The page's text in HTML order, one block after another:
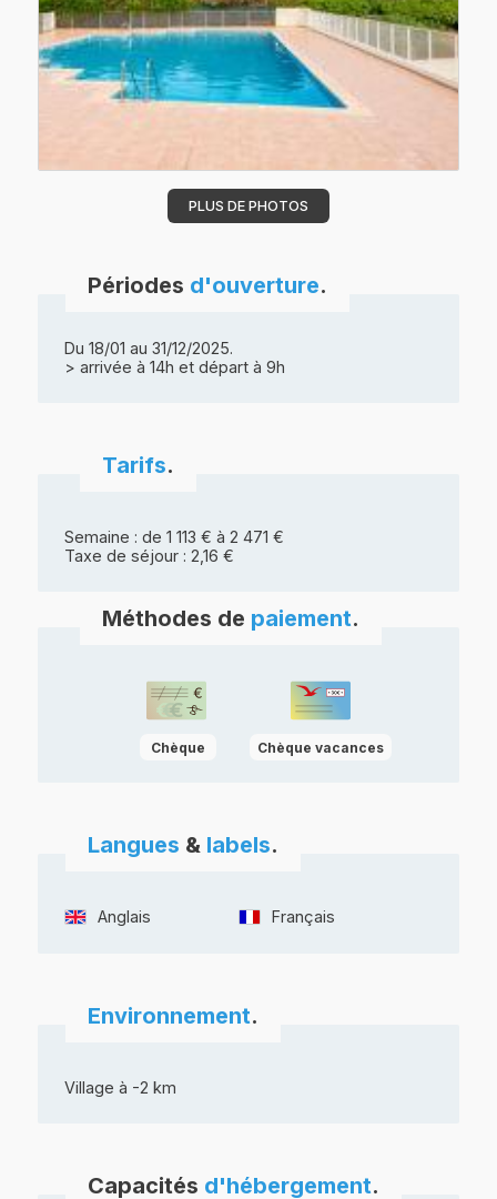
PLUS DE PHOTOS
Périodes d'ouverture.
Du 18/01 au 31/12/2025.
> arrivée à 14h et départ à 9h
Tarifs.
Semaine : de 1 113 € à 2 471 €
Taxe de séjour : 2,16 €
Méthodes de paiement.
Chèque Chèque vacances
Langues & labels.
Anglais Français
Environnement.
Village à -2 km
Capacités d'hébergement.